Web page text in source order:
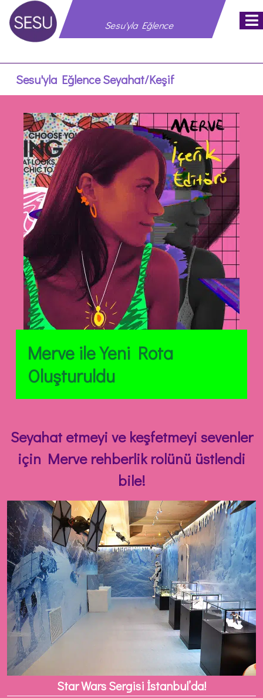
Sesu'yla Eğlence
Sesu'yla EğlenceSeyahat/Keşif
Merve ileYeni Rota
Oluşturuldu
Seyahat etmeyi ve keşfetmeyi sevenler
için Merve rehberlik rolünü üstlendi
bile!
Star Wars Sergisi İstanbul’da!